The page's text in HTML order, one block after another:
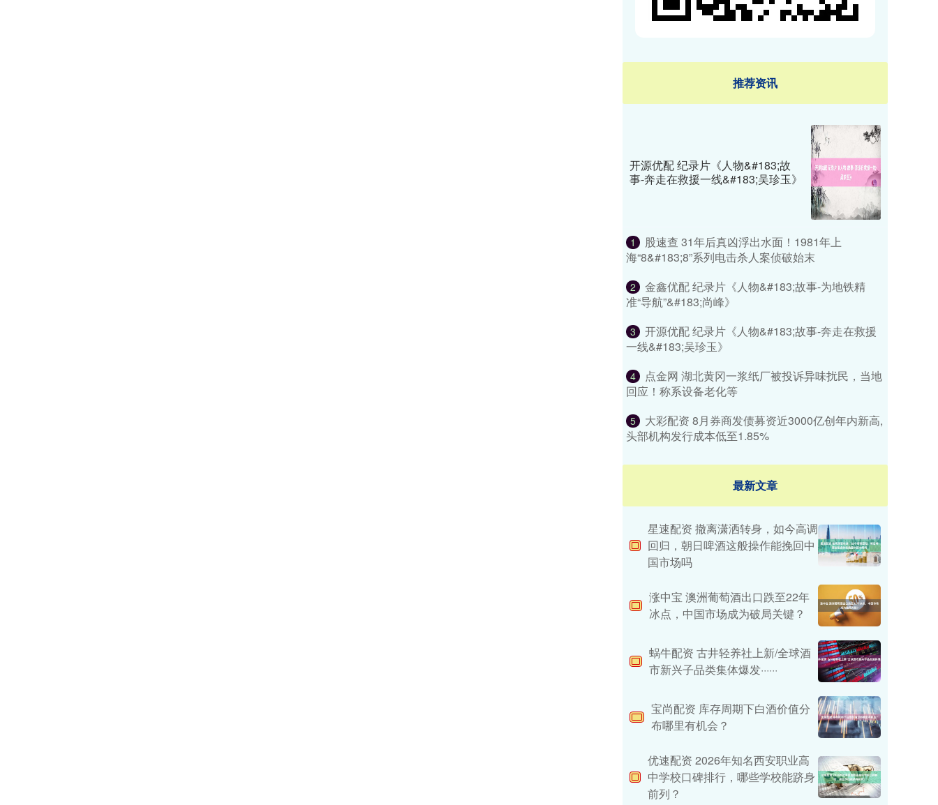
推荐资讯
开源优配 纪录片《人物&#183;故
事-奔走在救援一线&#183;吴珍玉》
1
股速查 31年后真凶浮出水面！1981年上
海“8&#183;8”系列电击杀人案侦破始末
2
金鑫优配 纪录片《人物&#183;故事-为地铁精
准“导航”&#183;尚峰》
3
开源优配 纪录片《人物&#183;故事-奔走在救援
一线&#183;吴珍玉》
4
点金网 湖北黄冈一浆纸厂被投诉异味扰民，当地
回应！称系设备老化等
5
大彩配资 8月券商发债募资近3000亿创年内新高,
头部机构发行成本低至1.85%
最新文章
星速配资 撤离潇洒转身，如今高调
回归，朝日啤酒这般操作能挽回中
国市场吗
涨中宝 澳洲葡萄酒出口跌至22年
冰点，中国市场成为破局关键？
蜗牛配资 古井轻养社上新/全球酒
市新兴子品类集体爆发······
宝尚配资 库存周期下白酒价值分
布哪里有机会？
优速配资 2026年知名西安职业高
中学校口碑排行，哪些学校能跻身
前列？